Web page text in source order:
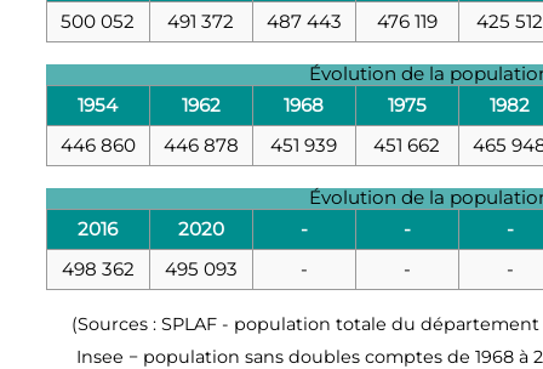
500 052
491 372 487 443 476 119 425 512
Évolution de la
1954
1962 1968 1975
1982
446 860
446 878 451 939 451 662 465
Évolution de la
2016
2020 - -
-
498 362
495 093 - - -
(Sources : SPLAF - population totale du
Insee − population sans doubles comptes de 1968 à